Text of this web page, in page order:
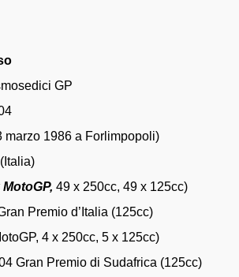
GP
marzo 1986 a Forlimpopoli)
49 x 250cc, 49 x 125cc)
Premio d’Italia (125cc)
4 x 250cc, 5 x 125cc)
Gran Premio di Sudafrica (125cc)